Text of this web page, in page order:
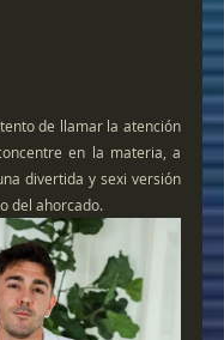
de llamar la atención
en la materia, a
divertida y sexi versión
del ahorcado.